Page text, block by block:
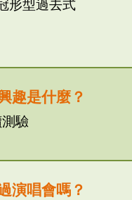
形型過去式
趣是什麼？
驗
演唱會嗎？